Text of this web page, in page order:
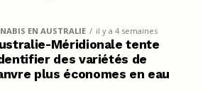
EN AUSTRALIE il y a 4 semaines
Méridionale tente
des variétés de
plus économes en eau